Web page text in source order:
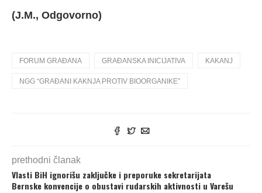
(J.M., Odgovorno)
FORUM GRAĐANA GRAĐANSKA INICIJATIVA KAKANJ
NGG “GRAĐANI KAKNJA PROTIV BIOORGANIKE”
prethodni članak
Vlasti BiH ignorišu zaključke i preporuke sekretarijata
Bernske konvencije o obustavi rudarskih aktivnosti u Varešu